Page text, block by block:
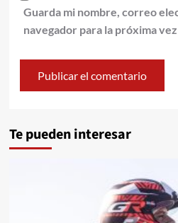
Guarda mi nombre, correo
navegador para la próxima
Te pueden interesar